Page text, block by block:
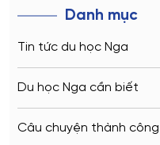
Danh mục
Tin tức du học Nga
Du học Nga cần biết
Câu chuyện thành công